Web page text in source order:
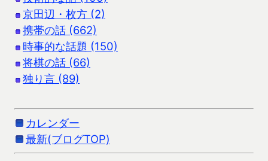
京田辺・枚方 (2)
携帯の話 (662)
時事的な話題 (150)
将棋の話 (66)
独り言 (89)
カレンダー
最新(ブログTOP)